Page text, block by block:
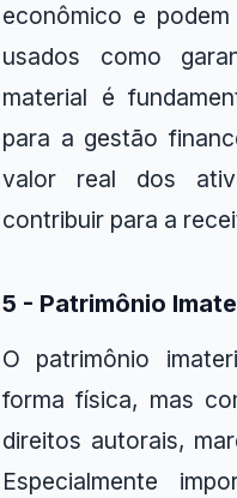
econômico e
usados como
material é
para a gestão
valor real dos
contribuir para a
5 - Patrimônio
O patrimônio
forma física, mas
direitos autorais,
Especialmente